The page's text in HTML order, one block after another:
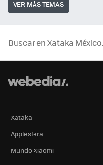
VER MÁS TEMAS
Xataka
Applesfera
Mundo Xiaomi